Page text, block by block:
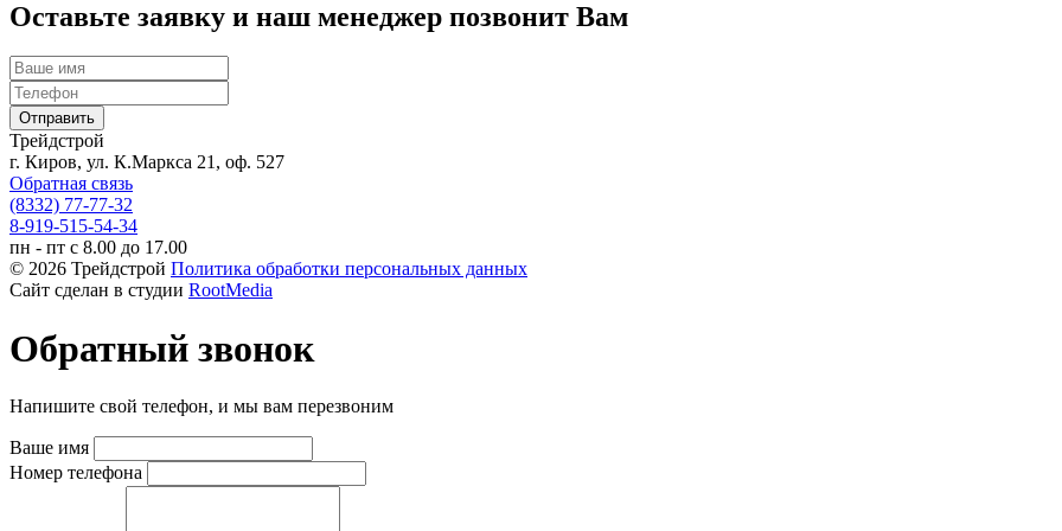
Оставьте заявку и наш менеджер позвонит Вам
Трейдстрой
г. Киров, ул. К.Маркса 21, оф. 527
Обратная связь
(8332) 77-77-32
8-919-515-54-34
пн - пт с 8.00 до 17.00
© 2026 Трейдстрой Политика обработки персональных данных
Сайт сделан в студии RootMedia
Обратный звонок
Напишите свой телефон, и мы вам перезвоним
Ваше имя
Номер телефона